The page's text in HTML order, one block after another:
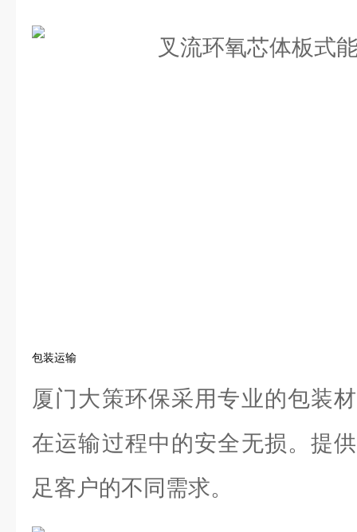
包装运输
厦门大策环保采用专业的包装
在运输过程中的安全无损。提
足客户的不同需求。